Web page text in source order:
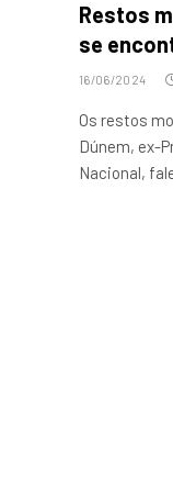
Restos
se
16/06/2024
Os restos
Dúnem, ex-
Nacional,